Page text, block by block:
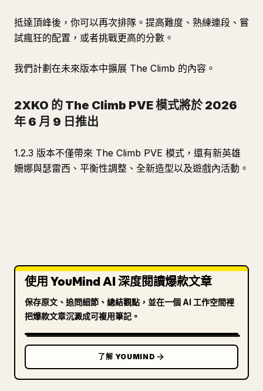
抵達頂峰後，你可以再次排隊。提高難度、熟練連段、嘗
試瘋狂的配置，或者挑戰更高的分數。
我們計劃在未來版本中擴展 The Climb 的內容。
2XKO 的 The Climb PVE 模式將於 2026
年 6 月 9 日推出
1.2.3 版本不僅帶來 The Climb PVE 模式，還有新英雄
姍娜與瑟雷西、平衡性調整、全新造型以及遊戲內活動。
使用 YouMind AI 深度閱讀爆款文章
保存原文、追問細節、總結觀點，並在一個 AI 工作空間裡
把爆款文章沉澱成可複用筆記。
了解 YOUMIND